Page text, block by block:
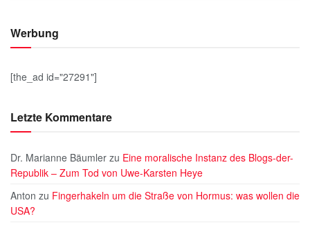
Werbung
[the_ad id="27291"]
Letzte Kommentare
Dr. Marianne Bäumler zu Eine moralische Instanz des Blogs-der-
Republik – Zum Tod von Uwe-Karsten Heye
Anton zu Fingerhakeln um die Straße von Hormus: was wollen die
USA?